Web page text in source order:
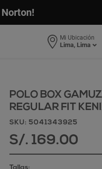
Mi Ubicación
Lima, Lima
POLO BOX
REGULAR FIT
SKU: 5041343925
S/. 169.00